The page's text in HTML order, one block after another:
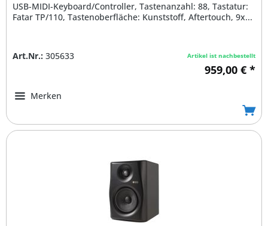
USB-MIDI-Keyboard/Controller, Tastenanzahl: 88, Tastatur:
Fatar TP/110, Tastenoberfläche: Kunststoff, Aftertouch, 9x...
Art.Nr.: 305633 Artikel ist nachbestellt
959,00 € *
Merken